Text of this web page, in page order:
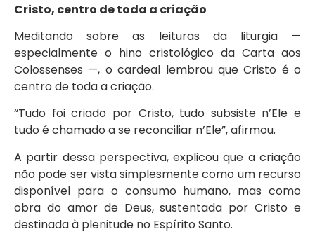
Cristo, centro de toda a criação
Meditando sobre as leituras da liturgia —
especialmente o hino cristológico da Carta aos
Colossenses —, o cardeal lembrou que Cristo é o
centro de toda a criação.
“Tudo foi criado por Cristo, tudo subsiste n’Ele e
tudo é chamado a se reconciliar n’Ele”, afirmou.
A partir dessa perspectiva, explicou que a criação
não pode ser vista simplesmente como um recurso
disponível para o consumo humano, mas como
obra do amor de Deus, sustentada por Cristo e
destinada à plenitude no Espírito Santo.